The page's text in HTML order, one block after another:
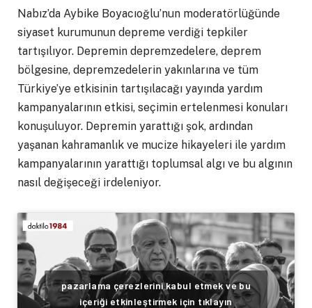
Nabız’da Aybike Boyacıoğlu’nun moderatörlüğünde
siyaset kurumunun depreme verdiği tepkiler
tartışılıyor. Depremin depremzedelere, deprem
bölgesine, depremzedelerin yakınlarına ve tüm
Türkiye’ye etkisinin tartışılacağı yayında yardım
kampanyalarının etkisi, seçimin ertelenmesi konuları
konuşuluyor. Depremin yarattığı şok, ardından
yaşanan kahramanlık ve mucize hikayeleri ile yardım
kampanyalarının yarattığı toplumsal algı ve bu algının
nasıl değişeceği irdeleniyor.
pazarlama çerezlerini kabul etmek ve bu
içeriği etkinleştirmek için tıklayın